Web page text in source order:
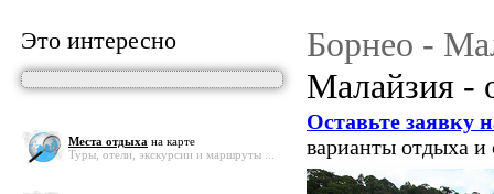
Это интересно
Места отдыха на карте
Туры, отели, экскурсии и маршруты ...
Борнео -
Малайзия -
Оставьте заявку
варианты отдыха